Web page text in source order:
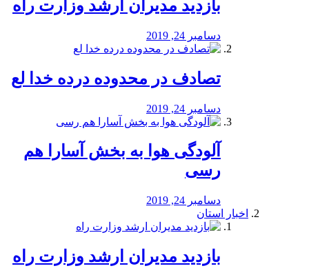
بازدید مدیران ارشد وزارت راه
دسامبر 24, 2019
تصادف در محدوده درده خدا لع
دسامبر 24, 2019
آلودگی هوا به بخش آسارا هم
رسی
دسامبر 24, 2019
اخبار استان
بازدید مدیران ارشد وزارت راه